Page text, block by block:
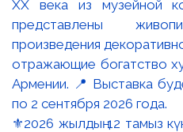
⚜️2026 жылдың 12 тамыз